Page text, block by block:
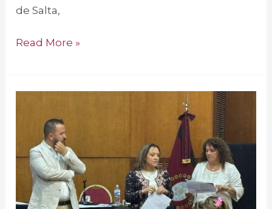
de Salta,
Read More »
formación
diálogo:
Gestión
Pública